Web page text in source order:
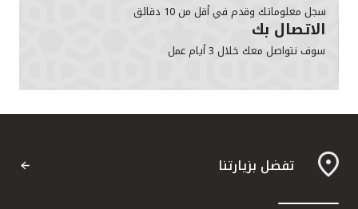
سجل معلوماتك وقدم في أقل من 10 دقائق
الاتصال بك
سوف نتواصل معك خلال 3 أيام عمل
تفضل بزيارتنا